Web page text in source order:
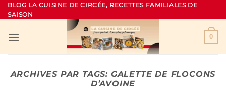
Passer
au
BLOG LA CUISINE DE CIRCÉE, RECETTES FAMILIALES DE
SAISON
0
ARCHIVES PAR TAGS: GALETTE DE FLOCONS
D’AVOINE